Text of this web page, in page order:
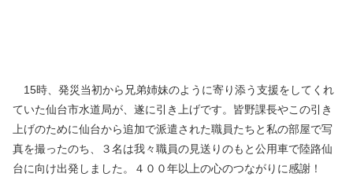
15時、発災当初から兄弟姉妹のように寄り添う支援をしてくれ
ていた仙台市水道局が、遂に引き上げです。皆野課長やこの引き
上げのために仙台から追加で派遣された職員たちと私の部屋で写
真を撮ったのち、３名は我々職員の見送りのもと公用車で陸路仙
台に向け出発しました。４００年以上の心のつながりに感謝！